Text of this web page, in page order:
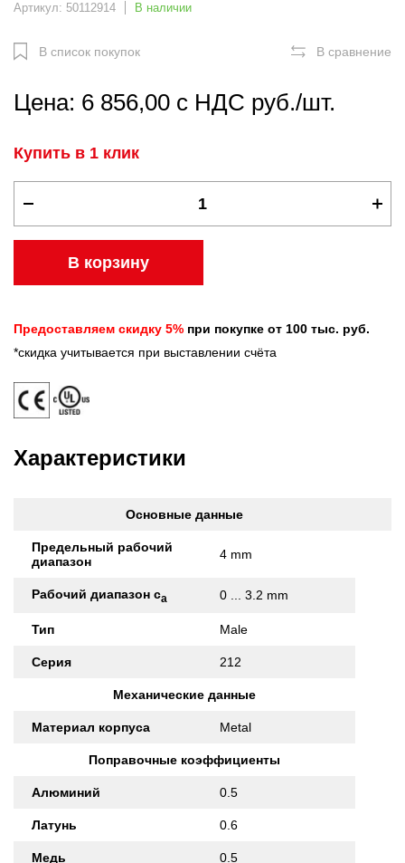
Артикул: 50112914 В наличии
В список покупок В сравнение
Цена: 6 856,00 с НДС руб./шт.
Купить в 1 клик
В корзину
Предоставляем скидку 5% при покупке от 100 тыс. руб.
*скидка учитывается при выставлении счёта
Характеристики
Основные данные
Предельный рабочий
диапазон
4 mm
Рабочий диапазон са 0 ... 3.2 mm
Тип Male
Серия 212
Механические данные
Материал корпуса Metal
Поправочные коэффициенты
Алюминий 0.5
Латунь 0.6
Медь 0.5